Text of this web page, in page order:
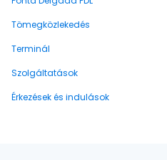
Tömegközlekedés
Terminál
Szolgáltatások
Érkezések és indulások